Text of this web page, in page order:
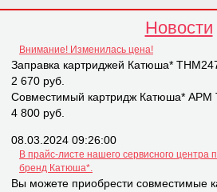
Новости
Внимание! Изменилась цена!
Заправка картриджей Катюша*
2 670 руб.
Совместимый картридж Катюша* APM
4 800 руб.
08.03.2024 09:26:00
В прайс-листе нашего сервисного центра
бренд Катюша*.
Вы можете приобрести совместимые